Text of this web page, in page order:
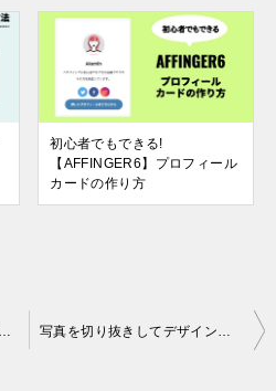
初心者でもできる!
【AFFINGER6】プロフィール
カードの作り方